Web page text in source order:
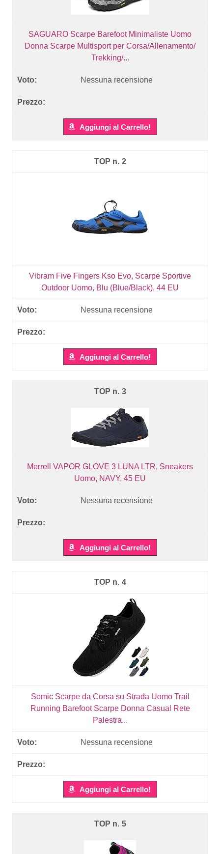
SAGUARO Scarpe Barefoot Minimaliste Uomo
Donna Scarpe Multisport per Corsa/Allenamento/
Trekking/...
Nessuna recensione
Aggiungi al Carrello!
2
Vibram Five Fingers Kso Evo, Scarpe Sportive
Outdoor Uomo, Blu (Blue/Black), 44 EU
Nessuna recensione
Aggiungi al Carrello!
3
Merrell VAPOR GLOVE 3 LUNA LTR, Sneakers
Uomo, NAVY, 45 EU
Nessuna recensione
Aggiungi al Carrello!
4
Somic Scarpe da Corsa su Strada Uomo Trail
Running Barefoot Scarpe Donna Casual Rete
Palestra...
Nessuna recensione
Aggiungi al Carrello!
5